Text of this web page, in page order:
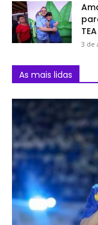
TEA
3 de
As mais lidas